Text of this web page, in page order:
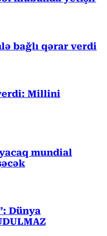
bağlı qərar verdi
Millini
mundial
Dünya